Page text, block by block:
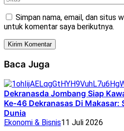
Simpan nama, email, dan situs
untuk komentar saya berikutnya.
Baca Juga
Dekranasda Jombang Siap
Ke-46 Dekranasas Di Makasar:
Dunia
Ekonomi & Bisnis11 Juli 2026